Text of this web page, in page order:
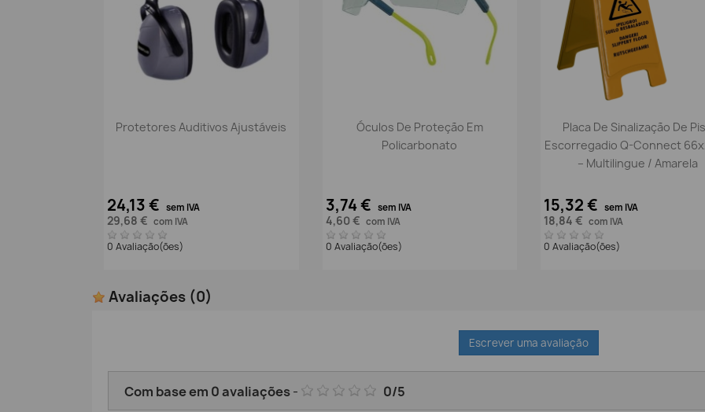
Vista rápida
Protetores Auditivos Ajustáveis
24,13 € sem IVA
29,68 € com IVA
0 Avaliação(ões)
Vista rápida
Óculos De Proteção Em
Policarbonato
3,74 € sem IVA
4,60 € com IVA
0 Avaliação(ões)
Vista rápida
Placa De Sinalização De
Escorregadio Q-Connect
– Multilingue / Amarela
15,32 € sem IVA
18,84 € com IVA
0 Avaliação(ões)
Avaliações (0)
Escrever uma avaliação
Com base em 0avaliações- 0/5